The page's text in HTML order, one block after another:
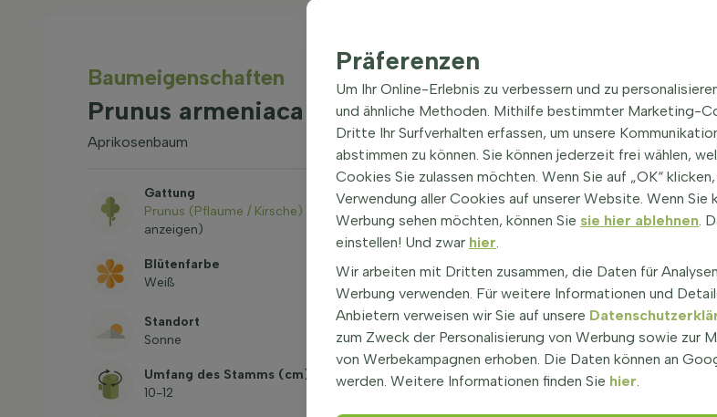
Baum­eigen­schaften
Prunus armeniaca Hochstamm 10/12
Aprikosenbaum
Gattung
Prunus (Pflaume / Kirsche)
anzeigen)
Wurzeln
Topf/ballen
Blütenfarbe
Weiß
Großer Garten, kleine Gärten, Parks,
Patio/Garten im Innenhof
Standort
Sonne
Winterfestigkeit
-9,4°C / -3,9°C, USDA zone 8b/9a
Umfang des Stamms (cm)
10-12
Höhe des Stamms (cm)
Präferenzen
Um Ihr Online-Erlebnis zu verbessern und zu
und ähnliche Methoden. Mithilfe bestimmter Marketing-
Dritte Ihr Surfverhalten erfassen, um unsere
abstimmen zu können. Sie können jederzeit frei wählen,
Cookies Sie zulassen möchten. Wenn Sie auf „OK“
Verwendung aller Cookies auf unserer Website. Wenn Sie
Werbung sehen möchten, können Sie sie hier ablehnen.
einstellen! Und zwar hier.
Wir arbeiten mit Dritten zusammen, die Daten für
Werbung verwenden. Für weitere Informationen und
Anbietern verweisen wir Sie auf unsere
zum Zweck der Personalisierung von Werbung sowie zur
von Werbekampagnen erhoben. Die Daten können an
werden. Weitere Informationen finden Sie hier.